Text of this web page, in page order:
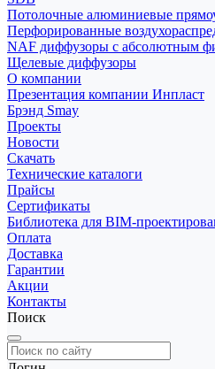
Потолочные алюминиевые
Перфорированные
NAF диффузоры с абсолютным
Щелевые диффузоры
О компании
Презентация компании Инпласт
Брэнд Smay
Проекты
Новости
Скачать
Технические каталоги
Прайсы
Сертификаты
Библиотека для BIM-
Оплата
Доставка
Гарантии
Акции
Контакты
Поиск